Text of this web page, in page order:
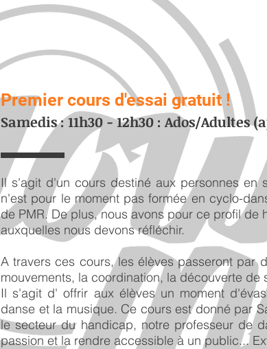
Premier cours d'essai gratuit !
Samedis : 11h30 - 12h30 : Ados/Adultes
Il s'agit d'un cours destiné aux personnes en
n'est pour le moment pas formée en cyclo-
de PMR. De plus, nous avons pour ce profil
auxquelles nous devons réfléchir.
A travers ces cours, les élèves passeront par
mouvements, la coordination, la découverte
Il s'agit d' offrir aux élèves un moment
danse et la musique. Ce cours est donné par
le secteur du handicap, notre professeur de
passion et la rendre accessible à un public...